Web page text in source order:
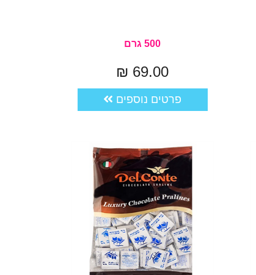
500 גרם
69.00 ₪
פרטים נוספים